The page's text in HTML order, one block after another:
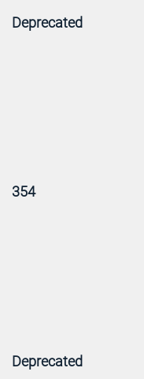
Deprecated
354
Deprecated